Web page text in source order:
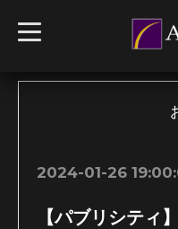
t
o
l
2024-01-26
【パブリシティ